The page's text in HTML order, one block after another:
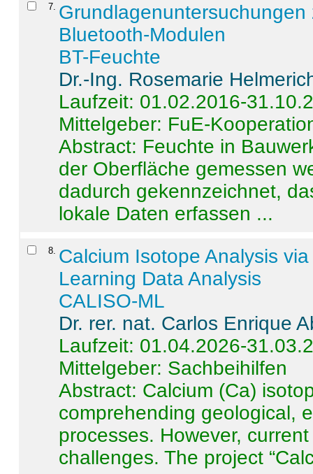
7
Bluetooth-Modulen
BT-Feuchte
Dr.-Ing. Rosemarie
Laufzeit: 01.02.2016-
Mittelgeber: FuE-
Abstract: Feuchte in
der Oberfläche gemessen
dadurch gekennzeichnet,
lokale Daten erfassen ...
8 Calcium Isotope Analysis
Learning Data Analysis
CALISO-ML
Dr. rer. nat. Carlos Enrique
Laufzeit: 01.04.2026-
Mittelgeber: Sachbeihilfen
Abstract: Calcium (Ca)
comprehending geological,
processes. However,
challenges. The project